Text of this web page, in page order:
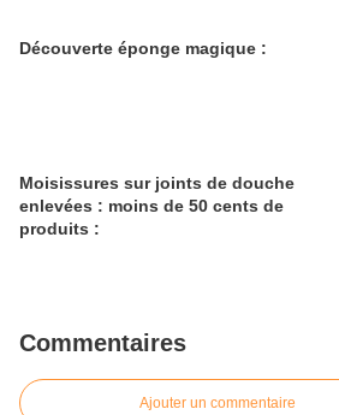
Découverte éponge magique :
Moisissures sur joints de douche
enlevées : moins de 50 cents de
produits :
Commentaires
Ajouter un commentaire